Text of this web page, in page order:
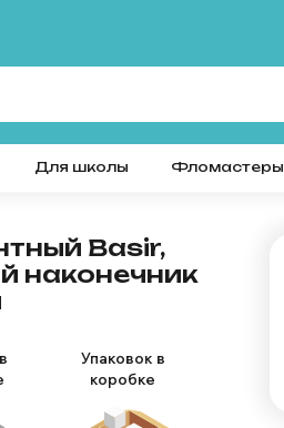
Для школы Фломастеры
Basir,
наконечник
Упаковок в
коробке